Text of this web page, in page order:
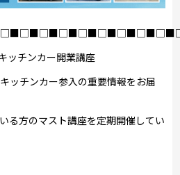
ッチンカー開業講座
ッチンカー参入の重要情報をお届
る方のマスト講座を定期開催してい